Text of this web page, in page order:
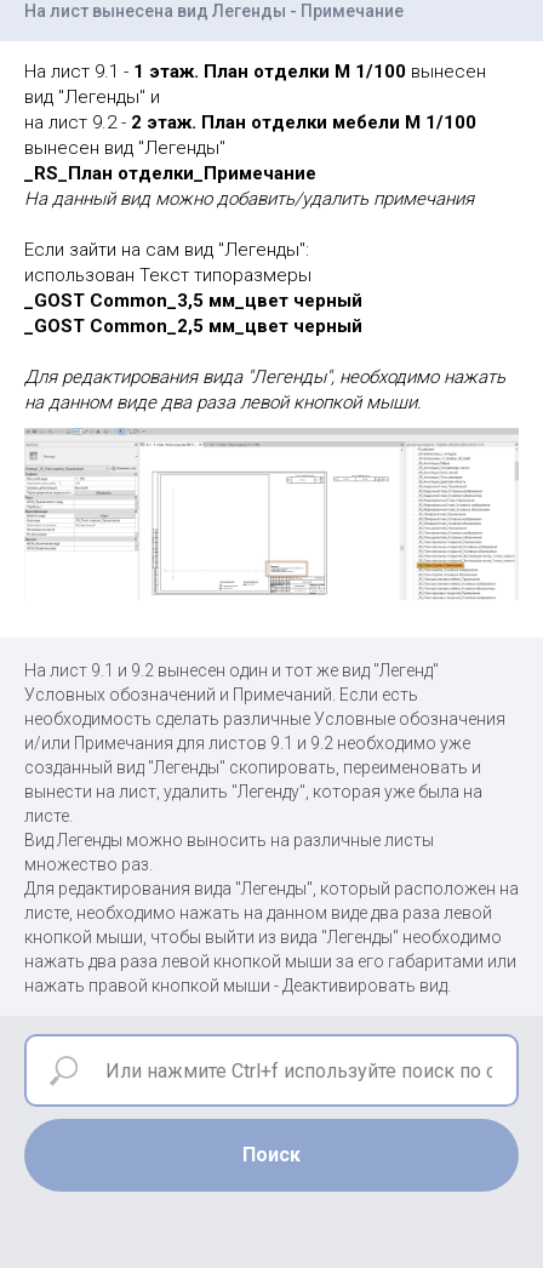
На лист вынесена вид Легенды - Примечание
На лист 9.1 - 1 этаж. План отделки М 1/100 вынесен
вид "Легенды" и
на лист 9.2 - 2 этаж. План отделки мебели М 1/100
вынесен вид "Легенды"
_RS_План отделки_Примечание
На данный вид можно добавить/удалить примечания
Если зайти на сам вид "Легенды":
использован Текст типоразмеры
_GOST Common_3,5 мм_цвет черный
_GOST Common_2,5 мм_цвет черный
Для редактирования вида "Легенды", необходимо нажать
на данном виде два раза левой кнопкой мыши.
На лист 9.1 и 9.2 вынесен один и тот же вид "Легенд"
Условных обозначений и Примечаний. Если есть
необходимость сделать различные Условные обозначения
и/или Примечания для листов 9.1 и 9.2 необходимо уже
созданный вид "Легенды" скопировать, переименовать и
вынести на лист, удалить "Легенду", которая уже была на
листе.
Вид Легенды можно выносить на различные листы
множество раз.
Для редактирования вида "Легенды", который расположен на
листе, необходимо нажать на данном виде два раза левой
кнопкой мыши, чтобы выйти из вида "Легенды" необходимо
нажать два раза левой кнопкой мыши за его габаритами или
нажать правой кнопкой мыши - Деактивировать вид.
Поиск